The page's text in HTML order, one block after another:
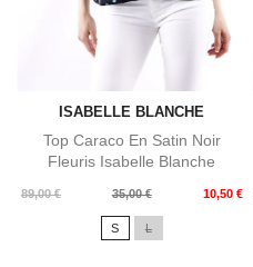
ISABELLE BLANCHE
Top Caraco En Satin Noir
Fleuris Isabelle Blanche
89,00 €
Prix
35,00 € 10,50 €
Prix
S L